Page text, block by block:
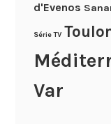
d'Evenos
Série TV
Var